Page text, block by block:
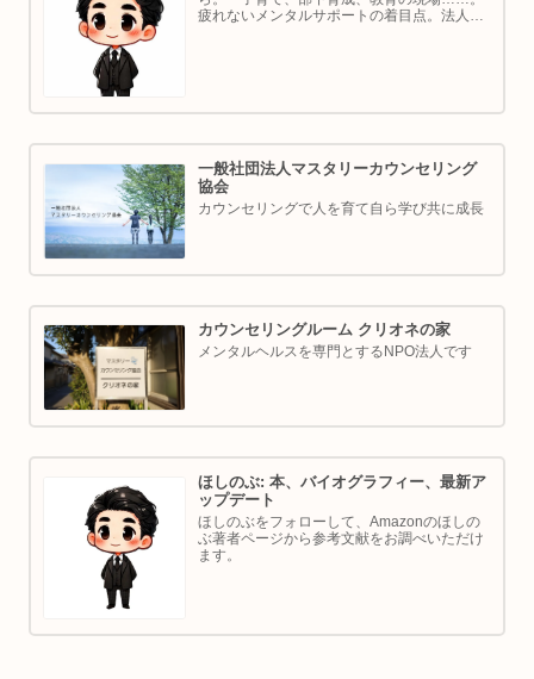
疲れないメンタルサポートの着目点。法人代
一般社団法人マスタリーカウンセリング
協会
カウンセリングで人を育て自ら学び共に成長
カウンセリングルーム クリオネの家
メンタルヘルスを専門とするNPO法人です
ほしのぶ: 本、バイオグラフィー、最新ア
ップデート
ほしのぶをフォローして、Amazonのほしの
ぶ著者ページから参考文献をお調べいただけ
ます。